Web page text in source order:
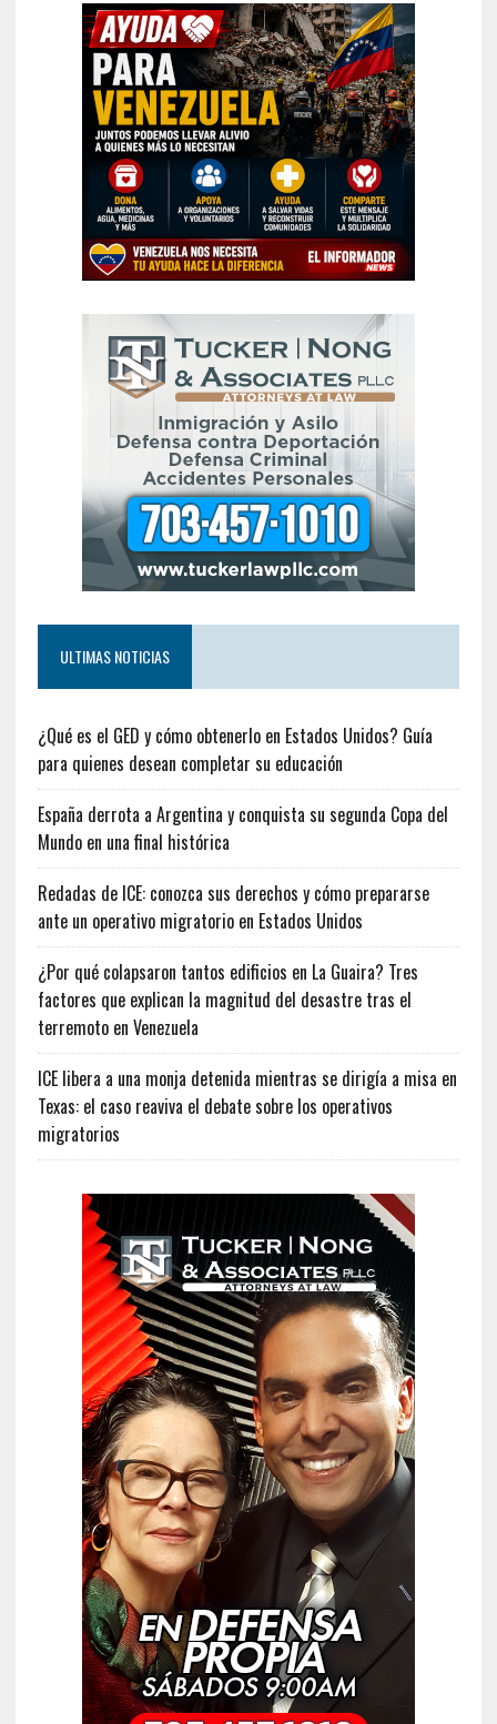
ULTIMAS NOTICIAS
¿Qué es el GED y cómo obtenerlo en Estados Unidos? Guía
para quienes desean completar su educación
España derrota a Argentina y conquista su segunda Copa del
Mundo en una final histórica
Redadas de ICE: conozca sus derechos y cómo prepararse
ante un operativo migratorio en Estados Unidos
¿Por qué colapsaron tantos edificios en La Guaira? Tres
factores que explican la magnitud del desastre tras el
terremoto en Venezuela
ICE libera a una monja detenida mientras se dirigía a misa en
Texas: el caso reaviva el debate sobre los operativos
migratorios